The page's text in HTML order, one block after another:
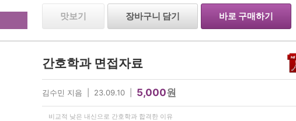
맛보기 장바구니 담기 바로 구매하기
간호학과 면접자료
김수민 지음 | 23.09.10 | 5,000원
비교적 낮은 내신으로 간호학과 합격한 이유